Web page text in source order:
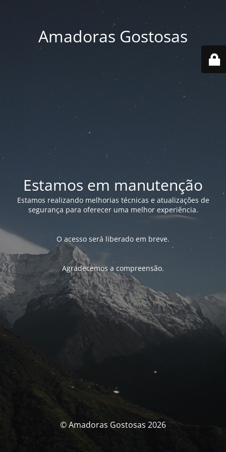
Amadoras Gostosas
Estamos em manutenção
Estamos realizando melhorias técnicas e atualizações de
segurança para oferecer uma melhor experiência.
O acesso será liberado em breve.
Agradecemos a compreensão.
© Amadoras Gostosas 2026